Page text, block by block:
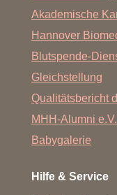
Akademische
Hannover
Blutspende-
Gleichstellung
Qualitätsbericht
MHH-Alumni e.V.
Babygalerie
Hilfe & Service